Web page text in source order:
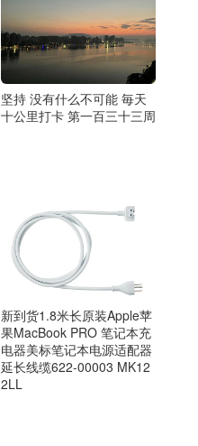
坚持 没有什么不可能 毎天
十公里打卡 第一百三十三周
新到货1.8米长原装Apple苹
果MacBook PRO 笔记本充
电器美标笔记本电源适配器
延长线缆622-00003 MK12
2LL